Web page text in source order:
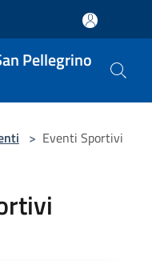
Pellegrino
> Eventi Sportivi